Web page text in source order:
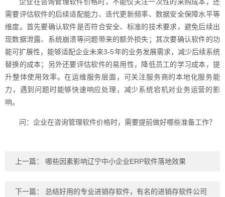
需要评估软件的后续适配能力、迭代更新频率、数据安全保障水平等
维度。首先要确认软件是否符合安全、标准的技术要求，避免后续出
现数据泄露、系统崩溃等问题带来的额外损失；其次要确认软件的功
能可扩展性，能够适配企业未来3-5年的业务发展需求，减少后续系统
替换的成本；另外还要评估软件的易用性，降低员工的学习成本，提
升整体使用效率。在运维服务层面，可关注服务商的本地化服务能
力，遇到问题时能够快速响应处理，减少系统宕机对业务运营的影
响。
问：企业在咨询管理软件价格时，需要提前做好哪些准备工作？
上一篇： 哪些因素影响辽宁中小企业ERP软件落地效果
下一篇： 总结好用的专业进销存软件，有名的进销存软件公司